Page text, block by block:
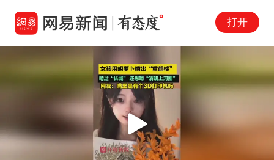
打开
Play